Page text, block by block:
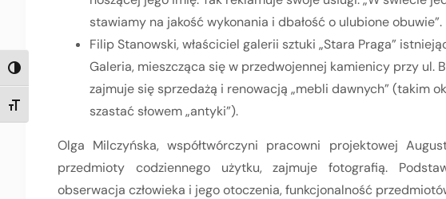
TOGGLE HIGH CONTRAST
TOGGLE FONT SIZE
stawiamy na jakość wykonania i dbałość o ulubione obuwie”.
Filip Stanowski, właściciel galerii sztuki „Stara Praga”
Galeria, mieszcząca się w przedwojennej kamienicy przy ul.
zajmuje się sprzedażą i renowacją „mebli dawnych” (takim
szastać słowem „antyki”).
Olga Milczyńska, współtwórczyni pracowni projektowej
przedmioty codziennego użytku, zajmuje fotografią.
obserwacja człowieka i jego otoczenia, funkcjonalność